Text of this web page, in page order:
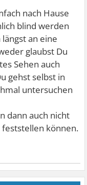
nach Hause
blind werden
an eine
glaubst Du
Sehen auch
gehst selbst in
untersuchen
dann auch nicht
können.